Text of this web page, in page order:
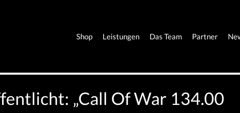
Shop Leistungen Das Team Partner
„Call Of War 134.00